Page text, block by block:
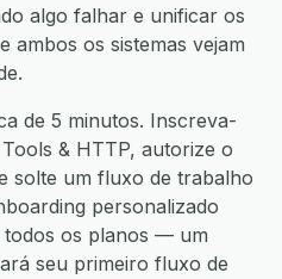
algo falhar e unificar os
ambos os sistemas vejam
de 5 minutos. Inscreva-
& HTTP, autorize o
solte um fluxo de trabalho
personalizado
todos os planos — um
seu primeiro fluxo de